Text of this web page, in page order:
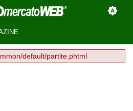
default/partite.phtml